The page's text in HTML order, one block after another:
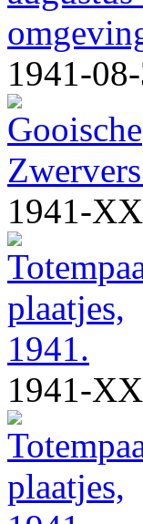
1941-
1941-
1941-